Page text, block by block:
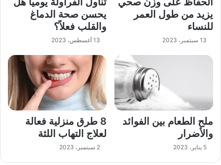
يزيد من طول العمر
للنساء
13 سبتمبر، 2023
يحسن صحة الدماغ
والقلب فعلاً؟
13 أغسطس، 2023
ملح الطعام بين الفوائد
والأضرار
5 يناير، 2023
8 طرق منزلية فعالة
لعلاج التهاب اللثة
2 سبتمبر، 2023